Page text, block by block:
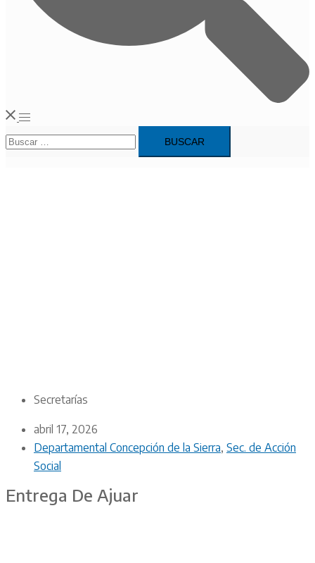
Alternar
menú
Buscar:
Secretarías
abril 17, 2026
Departamental Concepción de la Sierra, Sec. de Acción
Social
Entrega De Ajuar